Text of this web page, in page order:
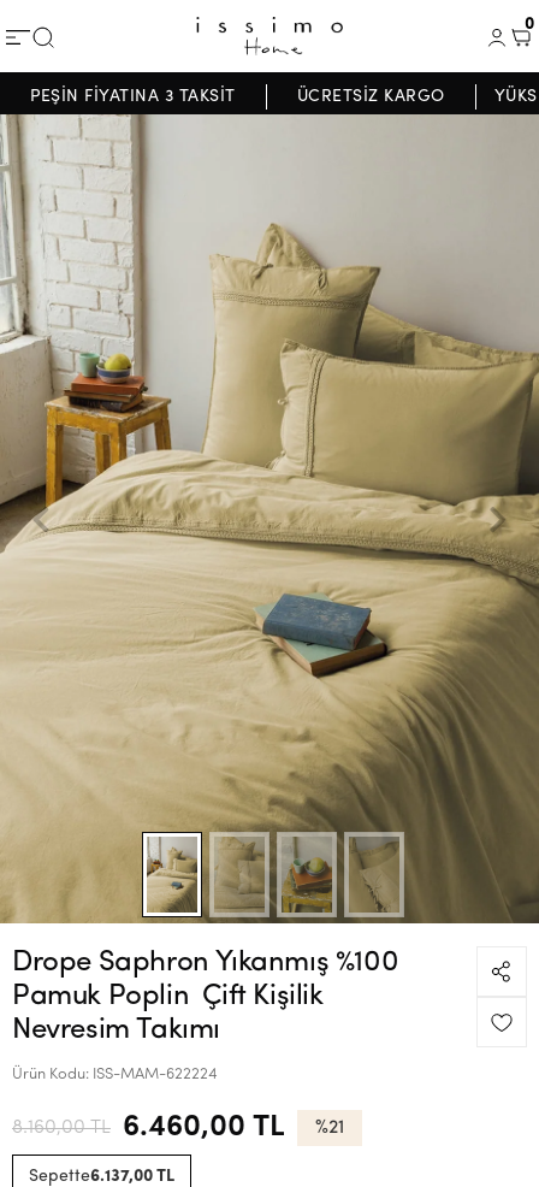
0
PEŞİN FİYATINA 3 TAKSİT ÜCRETSİZ KARGO
Drope Saphron Yıkanmış %100
Pamuk Poplin Çift Kişilik
Nevresim Takımı
Ürün Kodu: ISS-MAM-622224
8.160,00 TL 6.460,00 TL %21
Sepette6.137,00 TL